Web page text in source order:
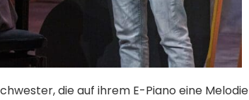
die auf ihrem E-Piano eine Melodie